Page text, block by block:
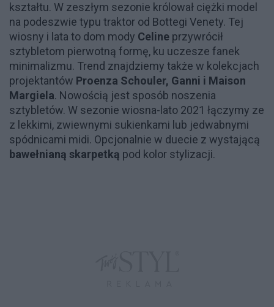
kształtu. W zeszłym sezonie królował ciężki model
na podeszwie typu traktor od Bottegi Venety. Tej
wiosny i lata to dom mody Celine przywrócił
sztybletom pierwotną formę, ku uczesze fanek
minimalizmu. Trend znajdziemy także w kolekcjach
projektantów Proenza Schouler, Ganni i Maison
Margiela. Nowością jest sposób noszenia
sztybletów. W sezonie wiosna-lato 2021 łączymy ze
z lekkimi, zwiewnymi sukienkami lub jedwabnymi
spódnicami midi. Opcjonalnie w duecie z wystającą
bawełnianą skarpetką pod kolor stylizacji.